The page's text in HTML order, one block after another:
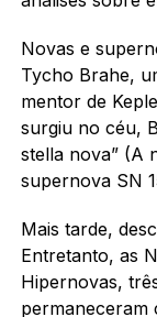
Novas e
Tycho Brahe,
mentor de
surgiu no céu,
stella nova” (A
supernova SN
Mais tarde,
Entretanto, as
Hipernovas,
permaneceram